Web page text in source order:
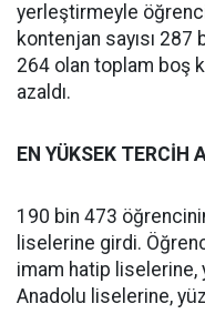
yerleştirmeyle
kontenjan sayısı 287
264 olan toplam boş
azaldı.
EN YÜKSEK TERCİH
190 bin 473
liselerine girdi.
imam hatip liselerine,
Anadolu liselerine,